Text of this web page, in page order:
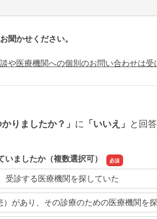
聞かせください。
や医療機関への個別のお問い合わせは受
りましたか？」 に 「いいえ」 と回
ましたか（複数選択可）
受診する医療機関を探していた
があり、その診療のための医療機関を